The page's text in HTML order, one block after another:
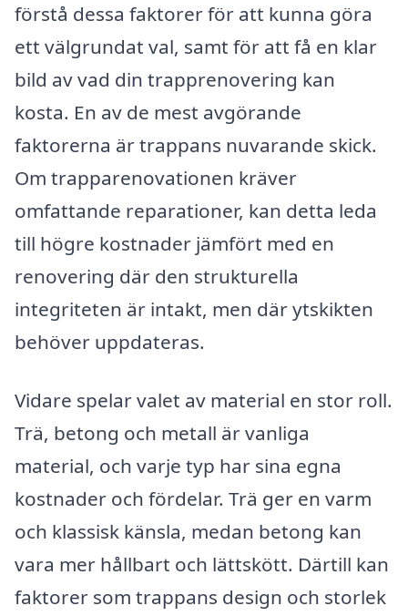
förstå dessa faktorer för att kunna göra
ett välgrundat val, samt för att få en klar
bild av vad din trapprenovering kan
kosta. En av de mest avgörande
faktorerna är trappans nuvarande skick.
Om trapparenovationen kräver
omfattande reparationer, kan detta leda
till högre kostnader jämfört med en
renovering där den strukturella
integriteten är intakt, men där ytskikten
behöver uppdateras.
Vidare spelar valet av material en stor roll.
Trä, betong och metall är vanliga
material, och varje typ har sina egna
kostnader och fördelar. Trä ger en varm
och klassisk känsla, medan betong kan
vara mer hållbart och lättskött. Därtill kan
faktorer som trappans design och storlek